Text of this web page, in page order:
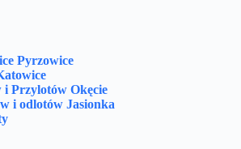
Pyrzowice
i Przylotów Okęcie
i odlotów Jasionka